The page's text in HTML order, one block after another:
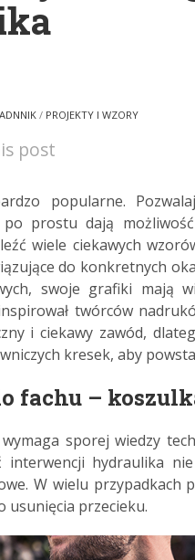
/ PROJEKTY I WZORY
post
popularne.
prostu dają
wiele ciekawych
do konkretnych
swoje grafiki mają
twórców
i ciekawy zawód,
kresek, aby
fachu –
sporej wiedzy
interwencji hydraulika
W wielu przypadkach
usunięcia przecieku.